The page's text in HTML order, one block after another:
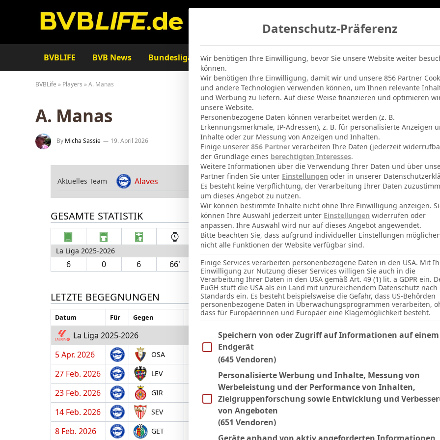
BVBLIFE BVB News Bundesliga Tabelle Champions League BVB-Netradio
BVBLife » Players »A. Manas
A. Manas
By Micha Sassie 19. April 2026
Aktuelles Team Alaves
GESAMTE STATISTIK
La Liga 2025-2026
6 0 6 66′
LETZTE BEGEGNUNGEN
Datum Für Gegen Ergebnis
La Liga 2025-2026
5 Apr. 2026
OSA H U
2:2
27 Feb. 2026
LEV N
2:0
23 Feb. 2026
GIR H U 2:2
2`
14 Feb. 2026
SEV U
1:1
8 Feb. 2026
GET
Datenschutz-Präferenz
Wir benötigen Ihre Einwilligung, bevor Sie unsere Website weiter
können.
Wir benötigen Ihre Einwilligung, damit wir und unsere 856 Partner
und andere Technologien verwenden können, um Ihnen relevante
und Werbung zu liefern. Auf diese Weise finanzieren und optimieren
unsere Website.
Personenbezogene Daten können verarbeitet werden (z. B.
Erkennungsmerkmale, IP-Adressen), z. B. für personalisierte Anzeigen
Inhalte oder zur Messung von Anzeigen und Inhalten.
Einige unserer 856 Partner verarbeiten Ihre Daten (jederzeit
der Grundlage eines berechtigten Interesses.
Weitere Informationen über die Verwendung Ihrer Daten und über
Partner finden Sie unter Einstellungen oder in unserer
Es besteht keine Verpflichtung, der Verarbeitung Ihrer Daten
um dieses Angebot zu nutzen.
Wir können bestimmte Inhalte nicht ohne Ihre Einwilligung anzeigen.
können Ihre Auswahl jederzeit unter Einstellungen widerrufen oder
anpassen. Ihre Auswahl wird nur auf dieses Angebot angewendet.
Bitte beachten Sie, dass aufgrund individueller Einstellungen
nicht alle Funktionen der Website verfügbar sind.
Einige Services verarbeiten personenbezogene Daten in den USA. Mit
Einwilligung zur Nutzung dieser Services willigen Sie auch in die
Verarbeitung Ihrer Daten in den USA gemäß Art. 49 (1) lit. a GDPR ein.
EuGH stuft die USA als ein Land mit unzureichendem Datenschutz nach
Standards ein. Es besteht beispielsweise die Gefahr, dass US-Behörden
personenbezogene Daten in Überwachungsprogrammen verarbeiten,
dass für Europäerinnen und Europäer eine Klagemöglichkeit besteht.
Im Folgenden finden Sie eine Liste der Zwecke des IAB Transparency
Speichern von oder Zugriff auf Informationen auf einem
Endgerät
(645 Vendoren)
Personalisierte Werbung und Inhalte, Messung von
Werbeleistung und der Performance von Inhalten,
Zielgruppenforschung sowie Entwicklung und
von Angeboten
(651 Vendoren)